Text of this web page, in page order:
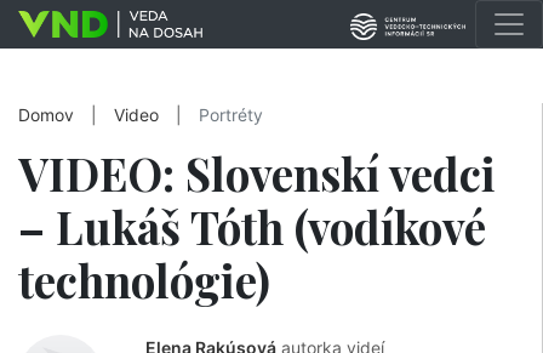
Domov Video Portréty
VIDEO: Slovenskí vedci
– Lukáš Tóth (vodíkové
technológie)
Elena Rakúsová autorka videí